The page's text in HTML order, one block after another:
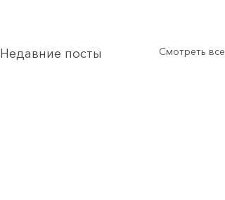
Недавние посты Смотреть все